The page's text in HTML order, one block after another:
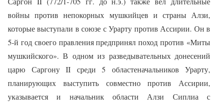
войны против непокорных мушкийцев и страны Алзи,
которые выступали в союзе с Урарту против Ассирии. Он в
5-й год своего правления предпринял поход против «Миты
мушкийского». В одном из разведывательных донесений
царю Саргону II среди 5 областеначальников Урарту,
планирующих выступить совместно против Ассирии,
указывается и начальник области Алзи Сиплиа с